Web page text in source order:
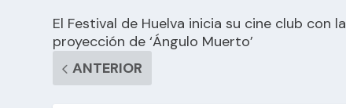
El Festival de Huelva inicia su cine club con la
proyección de ‘Ángulo Muerto’
ANTERIOR